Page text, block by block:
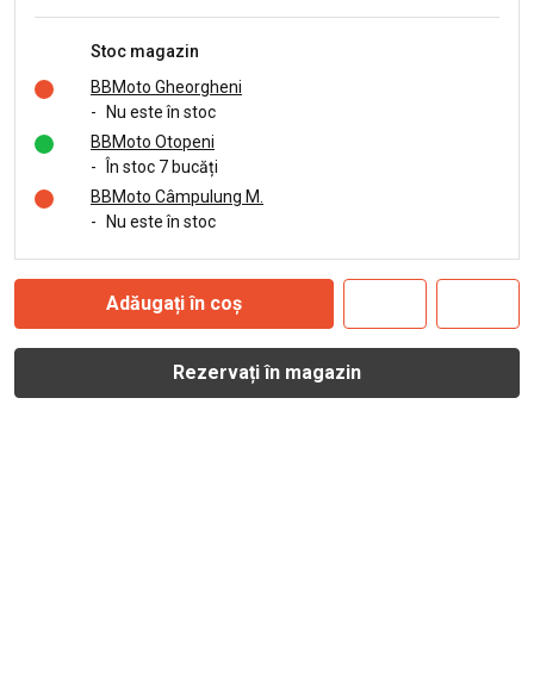
Stoc magazin
BBMoto Gheorgheni
-
Nu este în stoc
BBMoto Otopeni
-
În stoc 7 bucăți
BBMoto Câmpulung M.
-
Nu este în stoc
Adăugați în coș
Rezervați în magazin